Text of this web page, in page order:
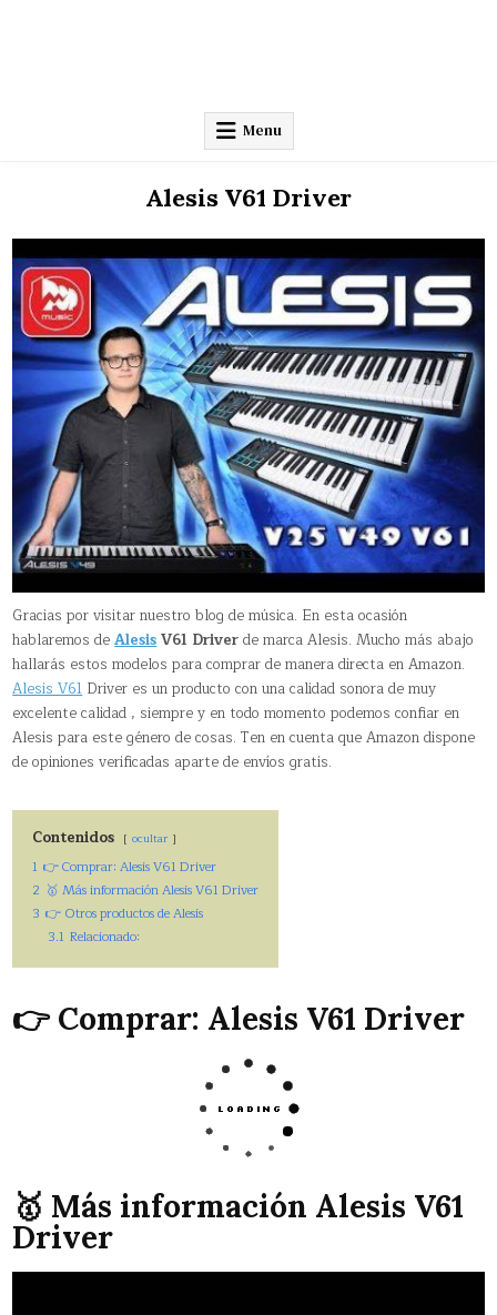
Menu
Alesis V61 Driver
Gracias por visitar nuestro blog de música. En esta ocasión
hablaremos deAlesisV61 Driverde marca Alesis. Mucho más abajo
hallarás estos modelos para comprar de manera directa en Amazon.
Alesis V61Driver es un producto con una calidad sonora de muy
excelente calidad , siempre y en todo momento podemos confiar en
Alesis para este género de cosas. Ten en cuenta que Amazon dispone
de opiniones verificadas aparte de envíos gratis.
Contenidos ocultar
1 👉 Comprar: Alesis V61 Driver
2 🥇 Más información Alesis V61 Driver
3 👉 Otros productos de Alesis
3.1 Relacionado:
👉 Comprar: Alesis V61 Driver
🥇 Más información Alesis V61
Driver